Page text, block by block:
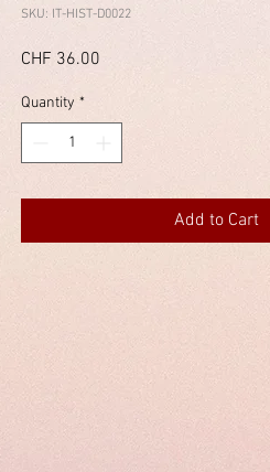
SKU: IT-HIST-D0022
CHF 36.00
Quantity *
Add to Cart